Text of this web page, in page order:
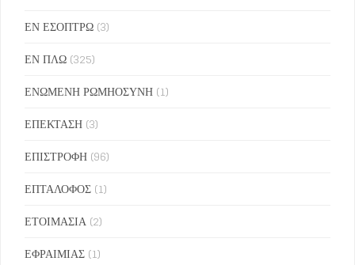
ΕΝ ΕΣΟΠΤΡΩ (3)
ΕΝ ΠΛΩ (325)
ΕΝΩΜΕΝΗ ΡΩΜΗΟΣΥΝΗ (1)
ΕΠΕΚΤΑΣΗ (3)
ΕΠΙΣΤΡΟΦΗ (96)
ΕΠΤΑΛΟΦΟΣ (1)
ΕΤΟΙΜΑΣΙΑ (2)
ΕΦΡΑΙΜΙΑΣ (1)